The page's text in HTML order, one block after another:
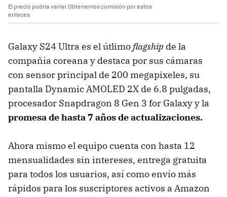
El precio podría variar. Obtenemos comisión por estos
enlaces
Galaxy S24 Ultra es el útlimoflagship de la
compañía coreana y destaca por sus cámaras
con sensor principal de 200 megapixeles, su
pantalla Dynamic AMOLED 2X de 6.8 pulgadas,
procesador Snapdragon 8 Gen 3 for Galaxy y la
promesa de hasta 7 años de actualizaciones.
Ahora mismo el equipo cuenta con hasta 12
mensualidades sin intereses, entrega gratuita
para todos los usuarios, así como envío más
rápidos para los suscriptores activos a Amazon